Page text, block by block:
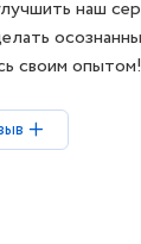
наш
своим опытом!